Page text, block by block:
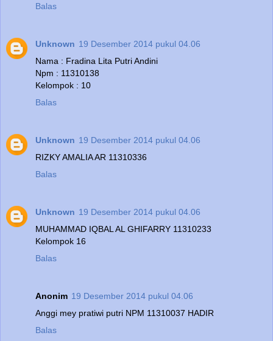
Balas
Unknown 19 Desember 2014 pukul 04.06
Nama : Fradina Lita Putri Andini
Npm : 11310138
Kelompok : 10
Balas
Unknown 19 Desember 2014 pukul 04.06
RIZKY AMALIA AR 11310336
Balas
Unknown 19 Desember 2014 pukul 04.06
MUHAMMAD IQBAL AL GHIFARRY 11310233
Kelompok 16
Balas
Anonim 19 Desember 2014 pukul 04.06
Anggi mey pratiwi putri NPM 11310037 HADIR
Balas